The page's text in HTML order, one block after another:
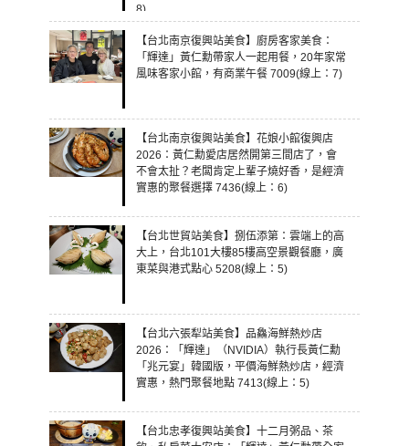
8)
【台北南京復興站美食】廚房客家美食：
「輝達」黃仁勳帶家人一起用餐，20年家常
風味客家小館，有商業午餐 7009(線上：7)
【台北南京復興站美食】花娘小館復興店
2026：黃仁勳愛店居然開第三間店了，會
不會太扯？老闆肯定上輩子燒好香，是經濟
實惠的聚餐選擇 7436(線上：6)
【台北世貿站美食】捌伍添第：雲端上的高
大上，台北101大樓85樓高空景觀餐廳，廣
東菜與港式點心 5208(線上：5)
【台北六張犁站美食】品鱻海鮮熱炒店
2026：「輝達」（NVIDIA）執行長黃仁勳
「兆元宴」韓國版，平價海鮮熱炒店，經濟
實惠，熱門聚餐地點 7413(線上：5)
【台北忠孝復興站美食】十二月粥品、茶